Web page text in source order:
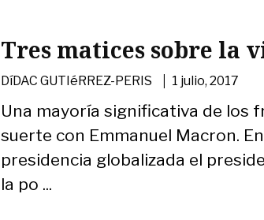
Tres matices sobre la
DíDAC GUTIéRREZ-PERIS | 1 julio, 2017
Una mayoría significativa de los
suerte con Emmanuel Macron.
presidencia globalizada el
la po ...